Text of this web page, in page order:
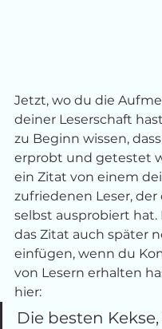
Jetzt, wo du die
deiner Leserschaft
zu Beginn wissen,
erprobt und getestet
ein Zitat von einem
zufriedenen Leser, der
selbst ausprobiert hat.
das Zitat auch später
einfügen, wenn du
von Lesern erhalten
hier:
Die besten